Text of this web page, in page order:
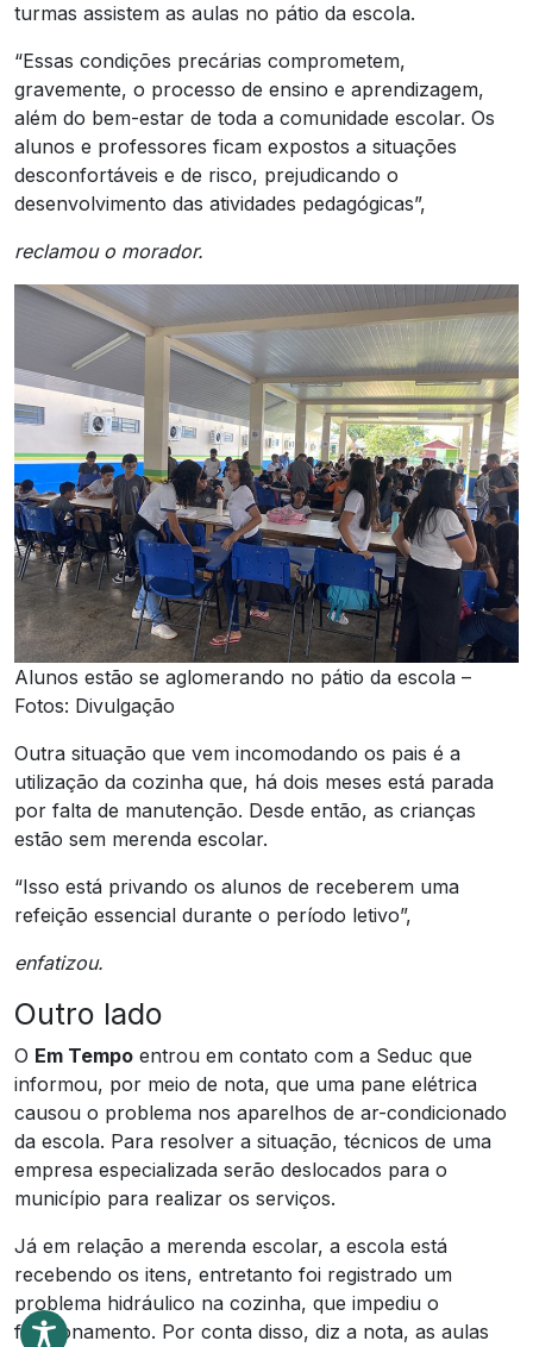
turmas assistem as aulas no pátio da escola.
“Essas condições precárias comprometem,
gravemente, o processo de ensino e aprendizagem,
além do bem-estar de toda a comunidade escolar. Os
alunos e professores ficam expostos a situações
desconfortáveis e de risco, prejudicando o
desenvolvimento das atividades pedagógicas”,
reclamou o morador.
Alunos estão se aglomerando no pátio da escola –
Fotos: Divulgação
Outra situação que vem incomodando os pais é a
utilização da cozinha que, há dois meses está parada
por falta de manutenção. Desde então, as crianças
estão sem merenda escolar.
“Isso está privando os alunos de receberem uma
refeição essencial durante o período letivo”,
enfatizou.
Outro lado
O Em Tempo entrou em contato com a Seduc que
informou, por meio de nota, que uma pane elétrica
causou o problema nos aparelhos de ar-condicionado
da escola. Para resolver a situação, técnicos de uma
empresa especializada serão deslocados para o
município para realizar os serviços.
Já em relação a merenda escolar, a escola está
recebendo os itens, entretanto foi registrado um
problema hidráulico na cozinha, que impediu o
funcionamento. Por conta disso, diz a nota, as aulas